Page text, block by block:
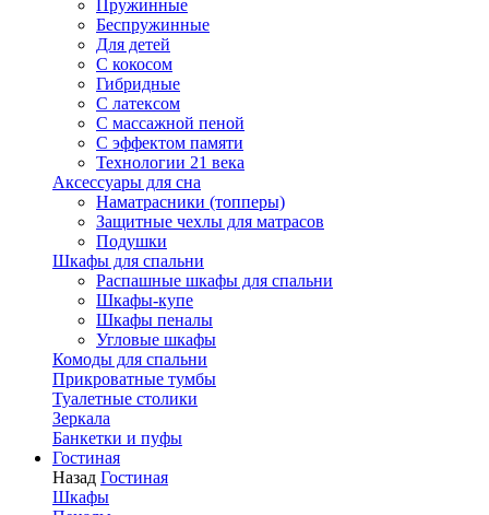
Пружинные
Беспружинные
Для детей
C кокосом
Гибридные
С латексом
С массажной пеной
С эффектом памяти
Технологии 21 века
Аксессуары для сна
Наматрасники (топперы)
Защитные чехлы для матрасов
Подушки
Шкафы для спальни
Распашные шкафы для спальни
Шкафы-купе
Шкафы пеналы
Угловые шкафы
Комоды для спальни
Прикроватные тумбы
Туалетные столики
Зеркала
Банкетки и пуфы
Гостиная
Назад Гостиная
Шкафы